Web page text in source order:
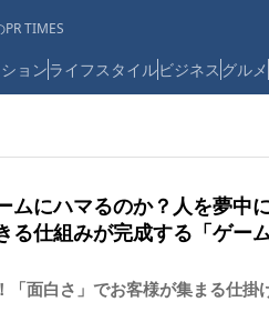
TIMES
ョンライフスタイルビジネス グルメ
ムにハマるのか？人を夢中
る仕組みが完成する「ゲー
「面白さ」でお客様が集まる仕掛